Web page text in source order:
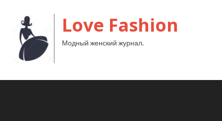
Love Fashion
Модный женский журнал.